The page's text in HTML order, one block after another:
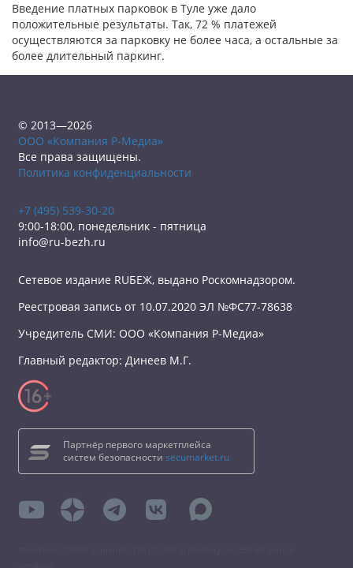
Введение платных парковок в Туле уже дало
положительные результаты. Так, 72 % платежей
осуществляются за парковку не более часа, а остальные за
более длительный паркинг.
© 2013—2026
ООО «Компания Р-Медиа»
Все права защищены.
Политика конфиденциальности
+7 (495) 539-30-20
9:00-18:00, понедельник - пятница
info@ru-bezh.ru
Сетевое издание RUБЕЖ, выдано Роскомнадзором.
Реестровая запись от 10.07.2020 ЭЛ №ФС77-78638
Учредитель СМИ: ООО «Компания Р-Медиа»
Главный редактор: Динеев М.Г.
Партнёр первого маркетплейса
систем безопасности secumarket.ru